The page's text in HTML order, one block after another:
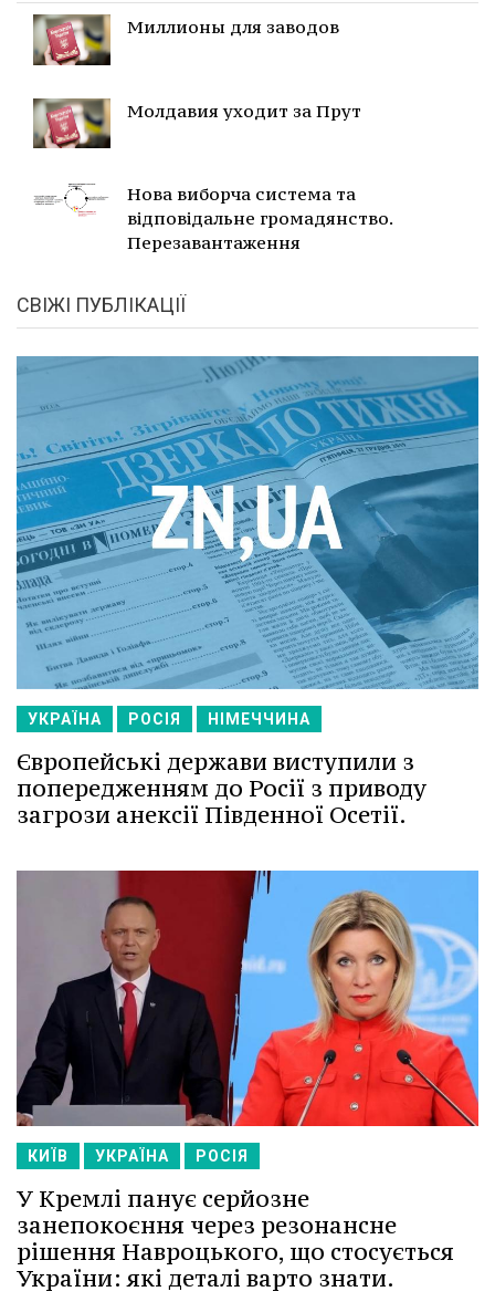
Миллионы для заводов
Молдавия уходит за Прут
Нова виборча система та
відповідальне громадянство.
Перезавантаження
СВІЖІ ПУБЛІКАЦІЇ
УКРАЇНА РОСІЯ НІМЕЧЧИНА
Європейські держави виступили з
попередженням до Росії з приводу
загрози анексії Південної Осетії.
КИЇВ УКРАЇНА РОСІЯ
У Кремлі панує серйозне
занепокоєння через резонансне
рішення Навроцького, що стосується
України: які деталі варто знати.